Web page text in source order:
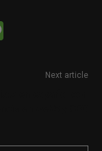
Next article